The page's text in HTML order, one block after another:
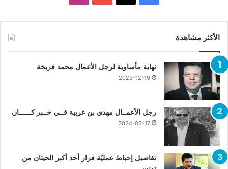
الأكثر مشاهدة
نهاية مأساوية لرجل الأعمال محمد فريخة
2023-12-19
رجل الأعمــال مهدي بن غربية فــي خــبر كــــــان
2024-02-17
تفاصيل إحباط عمليّة فرار أحد أكبر الحيتان من